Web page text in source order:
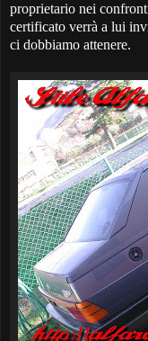
proprietario nei
certificato verrà a lui
ci dobbiamo attenere.